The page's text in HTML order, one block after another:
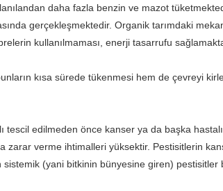
daha fazla benzin ve mazot
gerçekleşmektedir. Organik tarımdaki
kullanılmaması, enerji tasarrufu
kısa sürede tükenmesi hem de çevreyi
tescil edilmeden önce kanser ya da başka
zarar verme ihtimalleri yüksektir. Pestisitlerin
(yani bitkinin bünyesine giren) pestisitler